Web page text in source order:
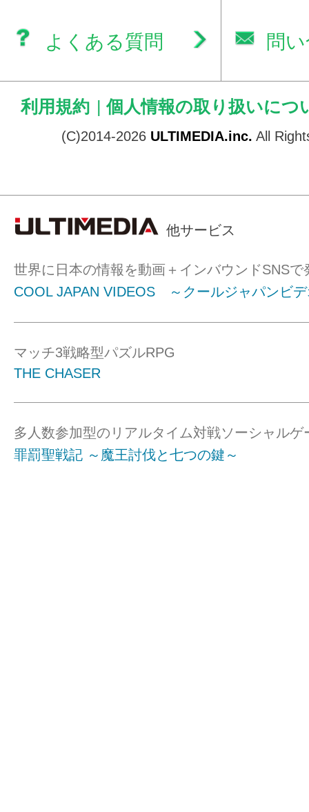
よくある質問 問
利用規約 | 個人情報の取り扱いにつ
(C)2014-2026 ULTIMEDIA.inc. All
他サービス
世界に日本の情報を動画＋インバウンドSNSで
COOL JAPAN VIDEOS ～クールジャパンビ
マッチ3戦略型パズルRPG
THE CHASER
多人数参加型のリアルタイム対戦ソーシャルゲ
罪罰聖戦記 ～魔王討伐と七つの鍵～